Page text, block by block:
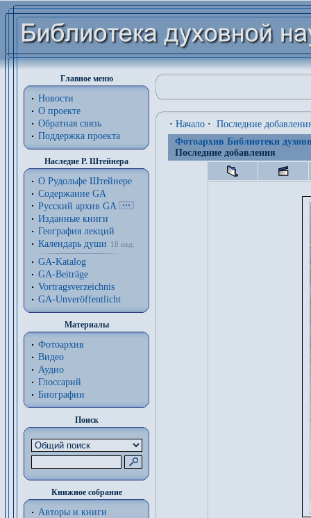
Главное меню
Новости
О проекте
Обратная связь
Поддержка проекта
Наследие Р. Штейнера
О Рудольфе Штейнере
Содержание GA
Русский архив GA
Изданные книги
География лекций
Календарь души
18 нед.
GA-Katalog
GA-Beiträge
Vortragsverzeichnis
GA-Unveröffentlicht
Материалы
Фотоархив
Видео
Аудио
Глоссарий
Биографии
Поиск
Книжное собрание
Авторы и книги
· Начало · Последние
Фотоархив Библиотеки
Последние добавления